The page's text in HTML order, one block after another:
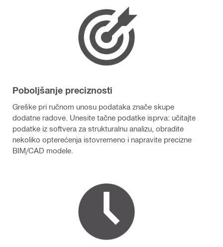
Poboljšanje preciznosti
Greške pri ručnom unosu podataka znače skupe
dodatne radove. Unesite tačne podatke isprva: učitajte
podatke iz softvera za strukturalnu analizu, obradite
nekoliko opterećenja istovremeno i napravite precizne
BIM/CAD modele.